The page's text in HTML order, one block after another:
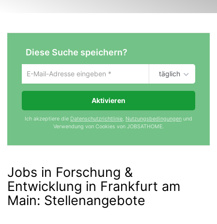
Diese Suche speichern?
Um
die
aktuelle
zu
deine
ein
täglich
Aktivieren
Ich akzeptiere die Datenschutzrichtlinie, Nutzungsbedingungen und
Verwendung von Cookies von JOBSATHOME.
Jobs in Forschung &
Entwicklung in Frankfurt am
Main: Stellenangebote